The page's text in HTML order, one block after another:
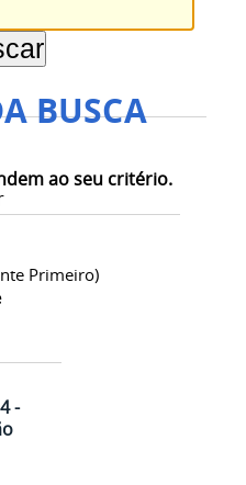
BUSCA
ao seu critério.
Primeiro)
-
do
-